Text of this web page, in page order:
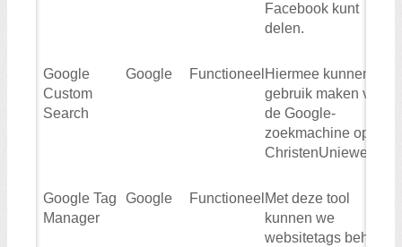
Facebook kunt
delen.
Google
Custom
Search
Google Functioneel Hiermee kunnen wij
gebruik maken van
de Google-
zoekmachine op de
ChristenUniewebsite
Google Tag
Manager
Google Functioneel Met deze tool
kunnen we
websitetags beheren